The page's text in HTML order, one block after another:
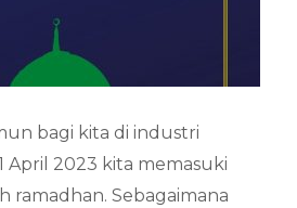
bagi kita di industri
April 2023 kita memasuki
ramadhan. Sebagaimana